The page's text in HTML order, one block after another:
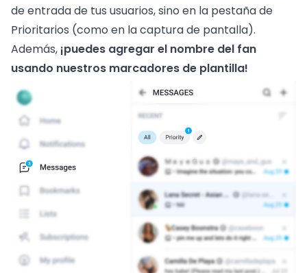
de entrada de tus usuarios, sino en la pestaña de
Prioritarios (como en la captura de pantalla).
Además, ¡puedes agregar el nombre del fan
usando nuestros marcadores de plantilla!